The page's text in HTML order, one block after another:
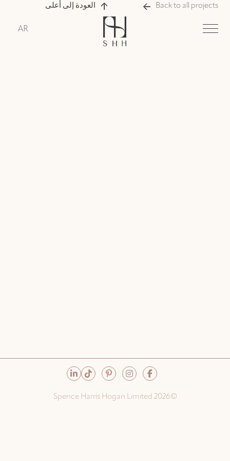
AR
Back to all projects العودة إلى أعلى
©Spence Harris Hogan Limited 2026